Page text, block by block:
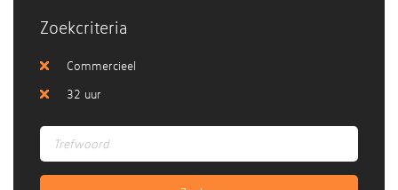
Zoekcriteria
Commercieel
32 uur